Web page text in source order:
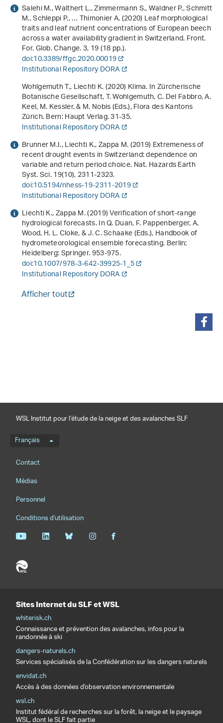
Salehi M., Walthert L., Zimmermann S., Waldner P., Schmitt
M., Schleppi P., … Thimonier A. (2020) Leaf morphological
traits and leaf nutrient concentrations of European beech
across a water availability gradient in Switzerland. Front.
For. Glob. Change.3, 19 (18 pp.).
doi:10.3389/ffgc.2020.00019
Institutional Repository DORA
Wohlgemuth T., Liechti K. (2020) Klima. In Zürcherische
Botanische Gesellschaft, T. Wohlgemuth, C. Del Fabbro, A.
Keel, M. Kessler, & M. Nobis (Eds.),Flora des Kantons
Zürich. Bern: Haupt Verlag. 31-35.
Institutional Repository DORA
Brunner M.I., Liechti K., Zappa M. (2019) Extremeness of
recent drought events in Switzerland: dependence on
variable and return period choice. Nat. Hazards Earth
Syst. Sci.19(10), 2311-2323.
doi:10.5194/nhess-19-2311-2019
Institutional Repository DORA
Liechti K., Zappa M. (2019) Verification of short-range
hydrological forecasts. In Q. Duan, F. Pappenberger, A.
Wood, H. L. Cloke, & J. C. Schaake (Eds.),Handbook of
hydrometeorological ensemble forecasting. Berlin;
Heidelberg: Springer. 953-975.
doi:10.1007/978-3-642-39925-1_5
Institutional Repository DORA
Afficher tout
WSL Institut pour l’étude de la neige et des avalanches SLF
Menu de langue
Français
Footernavigation
Contact
Médias
Personnel
Conditions d'utilisation
Sites Internet du SLF et WSL
whiterisk.ch
Connaissance et prévention des avalanches, infos pour la
randonnée à ski
dangers-naturels.ch
Services spécialisés de la Confédération sur les dangers naturels
envidat.ch
Accès à des données d'observation environnementale
wsl.ch
Institut fédéral de recherches sur la forêt, la neige et le paysage